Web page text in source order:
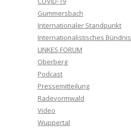
Gummersbach
Internationaler Standpunkt
Internationalistisches Bündnis
LINKES FORUM
Oberberg
Podcast
Pressemitteilung
Radevormwald
Video
Wuppertal